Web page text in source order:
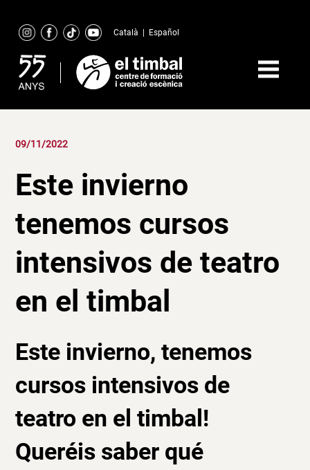
content
Català Español
09/11/2022
Este invierno
tenemos cursos
intensivos de teatro
en el timbal
Este invierno, tenemos
cursos intensivos de
teatro en el timbal!
Queréis saber qué